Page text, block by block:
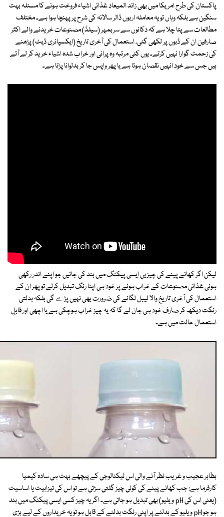
پاکستان کی طرح امریکا میں بھی زائد المیعاد غذائی اشیاء فروخت ہونے کا مسئلہ بہت
سنگین ہے بلکہ وہاں تو یہ معاملہ اربوں ڈالر سالانہ کی شرح پر پہنچا ہوا ہے۔ مختلف
مطالعات سے پتا چلا ہے کہ دکانوں سے سربمہر (سیلڈ) مصنوعات خریدنے والے اکثر
صارفین ان کے ڈبوں پر لکھی گئی، استعمال کی آخری تاریخ (ایکسپائری ڈیٹ) پڑھنے
کی زحمت گوارا نہیں کرتے۔ یوں کئی مرتبہ وہ پرانی اور خراب شدہ اشیاء خرید کر لے آتے
ہیں جس سے خود انہیں نقصان ہوتا ہے یا پھر واپس جا کر بدلوانا پڑتا ہے۔
لیکن اگر کھانے پینے کی چیزیں ایسی پیکنگ میں بند کی جائیں جو اپنے اندر رکھی
ہوئی غذائی مصنوعات کے خراب ہونے پر خود ہی اپنا رنگ تبدیل کرلے تو پھر ان کے
استعمال کی آخری تاریخ والا لیبل لگانے کی ضرورت بھی نہیں پڑے گی بلکہ بدلتی
رنگت دیکھ کر صارف خود ہی جان لے گا کہ یہ چیز خراب ہوچکی ہے یا اچھی اور قابلِ
استعمال حالت میں ہے۔
بظاہر عجیب و غریب نظر آنے والی اس ٹیکنالوجی کے پیچھے بہت ہی سادہ کیمیا
کارفرما ہے: جب کھانے پینے کی کوئی چیز گلتی سڑتی ہے تو اس کی تیزابیت یا اساسیت
(یعنی اس کی pH ویلیو) بھی تبدیل ہو جاتی ہے۔ اگر یہ چیز کسی ایسی پیکنگ میں بند
ہو جو pH ویلیو کے بدلنے پر اپنی رنگت بدلنے کے قابل ہو تو یہ خریداروں کے لیے بڑی